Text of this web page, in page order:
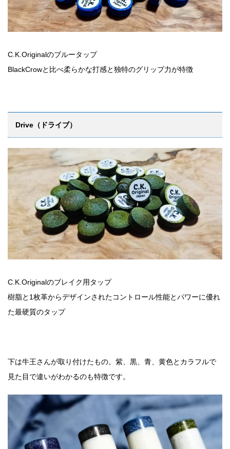
C.K.Originalのブルータップ
BlackCrowと比べ柔らかな打感と独特のグリップ力が特徴
Drive（ドライブ）
C.K.Originalのブレイク用タップ
樹脂と1枚革からデザインされたコントロール性能とパワーに優れ
た最硬質のタップ
下は牛王さんが取り付けたもの。紫、黒、青、黄色とカラフルで
見た目で違いがわかるのも特徴です。